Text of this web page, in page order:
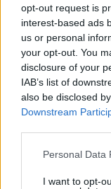
opt-out request is
interest-based ads
us or personal
your opt-out. You
disclosure of your
IAB’s list of
also be disclosed
Downstream
Personal Data
I want to opt-
Biografía de Fiel
Fiel A La Vega:
Ranking de Fiel
puesto ha sido el
¿Apoyar a Fiel